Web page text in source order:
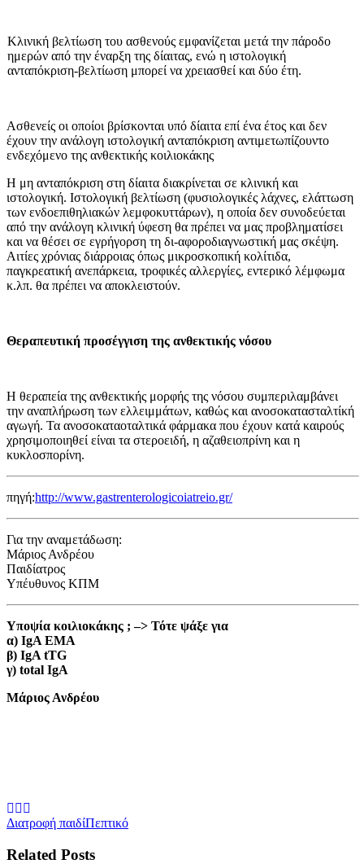
Κλινική βελτίωση του ασθενούς εμ­φανίζεται μετά την πάροδο
ημερών από την έναρξη της δίαιτας, ενώ η ιστολογική
ανταπόκριση-βελτίωση μπορεί να χρειασθεί και δύο έτη.
Ασθενείς οι οποίοι βρίσκονται υπό δίαιτα επί ένα έτος και δεν
έχουν την ανάλογη ιστολογική ανταπόκριση αντιμετωπίζουντο
ενδεχόμενο της ανθεκτικής κοιλιοκάκης
Η μη ανταπόκριση στη δίαιτα δια­κρίνεται σε κλινική και
ιστολογική. Ιστολογική βελτίωση (φυσιολογικές λάχνες, ελάττωση
των ενδοεπιθηλιακών λεμφοκυττάρων), η οποία δεν συνοδεύεται
από την ανάλογη κλινική ύφεση θα πρέπει να μας προβληματί­σει
και να θέσει σε εγρήγορση τη δι-αφοροδιαγνωστική μας σκέψη.
Αιτίες χρόνιας διάρροιας όπως μικροσκοπι­κή κολίτιδα,
παγκρεατική ανεπάρκεια, τροφικές αλλεργίες, εντερικό λέμφω­μα
κ.λπ. θα πρέπει να αποκλειστούν.
Θεραπευτική προσέγγιση της ανθε­κτικής νόσου
Η θεραπεία της ανθεκτικής μορφής της νόσου συμπεριλαμβάνει
την ανα­πλήρωση των ελλειμμάτων, καθώς και ανοσοκατασταλτίκή
αγωγή. Τα ανοσοκαταοταλτικά φάρμακα που έχουν κατά καιρούς
χρησιμοποιηθεί είναι τα στεροειδή, η αζαθειοπρίνη και η
κυκλοσπορίνη.
πηγή:http://www.gastrenterologicoiatreio.gr/
Για την αναμετάδωση:
Μάριος Ανδρέου
Παιδίατρος
Υπέυθυνος ΚΠΜ
Υποψία κοιλιοκάκης ; –> Τότε ψάξε για
α) ΙgΑ ΕΜΑ
β) IgA tTG
γ) total IgA
Μάριος Ανδρέου
Διατροφή παιδίΠεπτικό
Related Posts